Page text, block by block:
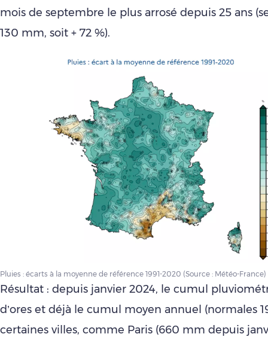
mois de septembre le plus arrosé depuis 25 ans
130 mm, soit + 72 %).
Pluies : écarts à la moyenne de référence 1991-2020 (Source : Météo-France)
Résultat : depuis janvier 2024, le cumul
d’ores et déjà le cumul moyen annuel (normales
certaines villes, comme Paris (660 mm depuis